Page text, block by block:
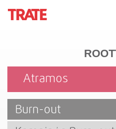
Atramos
Burn-out